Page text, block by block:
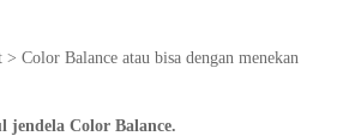
Color Balance atau bisa dengan menekan
jendela Color Balance.